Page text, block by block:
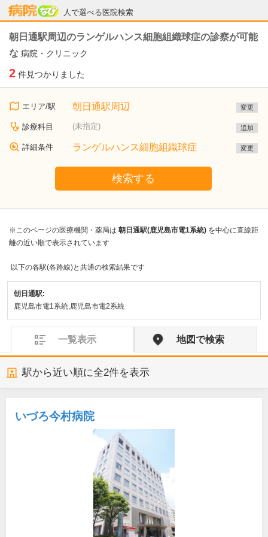
人で選べる医院検索
病院なび
朝日通駅周辺のランゲルハンス細胞組織球症の診察が可能
な 病院・クリニック
2 件見つかりました
エリア/駅 朝日通駅周辺 変更
診療科目 (未指定) 追加
詳細条件 ランゲルハンス細胞組織球症 変更
検索する
※このページの医療機関・薬局は 朝日通駅(鹿児島市電1系統) を中心に直線距
離の近い順で表示されています
以下の各駅(各路線)と共通の検索結果です
朝日通駅:
鹿児島市電1系統,鹿児島市電2系統
一覧表示 地図で検索
駅から近い順に全2件を表示
いづろ今村病院